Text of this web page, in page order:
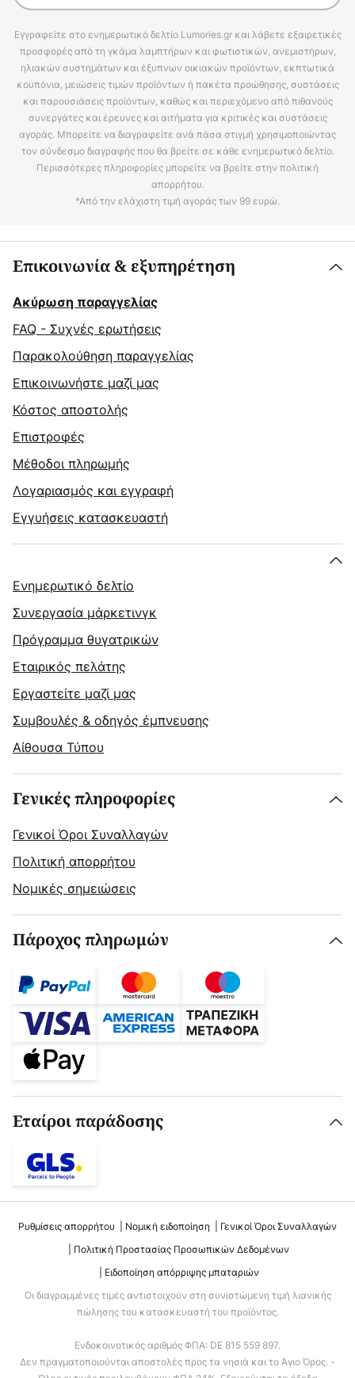
Εγγραφείτε στο ενημερωτικό δελτίο Lumories.gr και λάβετε εξαιρετικές
προσφορές από τη γκάμα λαμπτήρων και φωτιστικών, ανεμιστήρων,
ηλιακών συστημάτων και έξυπνων οικιακών προϊόντων, εκπτωτικά
κουπόνια, μειώσεις τιμών προϊόντων ή πακέτα προώθησης, συστάσεις
και παρουσιάσεις προϊόντων, καθώς και περιεχόμενο από πιθανούς
συνεργάτες και έρευνες και αιτήματα για κριτικές και συστάσεις
αγοράς. Μπορείτε να διαγραφείτε ανά πάσα στιγμή χρησιμοποιώντας
τον σύνδεσμο διαγραφής που θα βρείτε σε κάθε ενημερωτικό δελτίο.
Περισσότερες πληροφορίες μπορείτε να βρείτε στην πολιτική
απορρήτου.
*Από την ελάχιστη τιμή αγοράς των 99 ευρώ.
Επικοινωνία & εξυπηρέτηση
Ακύρωση παραγγελίας
FAQ - Συχνές ερωτήσεις
Παρακολούθηση παραγγελίας
Επικοινωνήστε μαζί μας
Κόστος αποστολής
Επιστροφές
Μέθοδοι πληρωμής
Λογαριασμός και εγγραφή
Εγγυήσεις κατασκευαστή
Ενημερωτικό δελτίο
Συνεργασία μάρκετινγκ
Πρόγραμμα θυγατρικών
Εταιρικός πελάτης
Εργαστείτε μαζί μας
Συμβουλές & οδηγός έμπνευσης
Αίθουσα Τύπου
Γενικές πληροφορίες
Γενικοί Όροι Συναλλαγών
Πολιτική απορρήτου
Νομικές σημειώσεις
Πάροχος πληρωμών
Εταίροι παράδοσης
Ρυθμίσεις απορρήτου Νομική ειδοποίηση
Γενικοί Όροι Συναλλαγών
Πολιτική Προστασίας Προσωπικών Δεδομένων
Ειδοποίηση απόρριψης μπαταριών
Οι διαγραμμένες τιμές αντιστοιχούν στη συνιστώμενη τιμή λιανικής
πώλησης του κατασκευαστή του προϊόντος.
Ενδοκοινοτικός αριθμός ΦΠΑ: DE 815 559 897.
Δεν πραγματοποιούνται αποστολές προς τα νησιά και το Άγιο Όρος. -